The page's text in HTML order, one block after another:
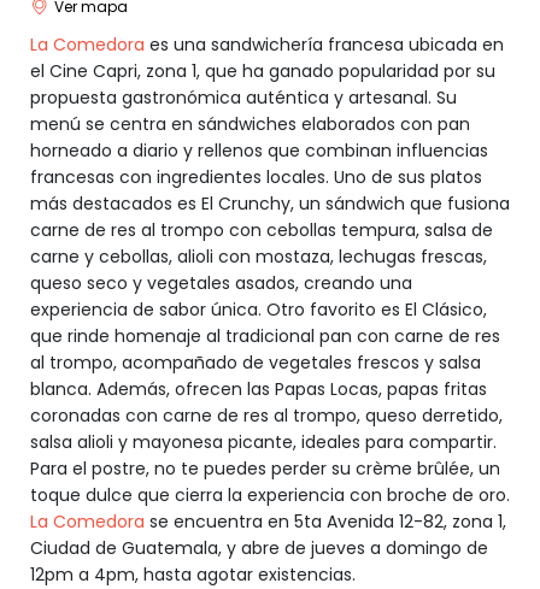
Ver mapa
La Comedora es una sandwichería francesa ubicada en
el Cine Capri, zona 1, que ha ganado popularidad por su
propuesta gastronómica auténtica y artesanal. Su
menú se centra en sándwiches elaborados con pan
horneado a diario y rellenos que combinan influencias
francesas con ingredientes locales. Uno de sus platos
más destacados es El Crunchy, un sándwich que fusiona
carne de res al trompo con cebollas tempura, salsa de
carne y cebollas, alioli con mostaza, lechugas frescas,
queso seco y vegetales asados, creando una
experiencia de sabor única. Otro favorito es El Clásico,
que rinde homenaje al tradicional pan con carne de res
al trompo, acompañado de vegetales frescos y salsa
blanca. Además, ofrecen las Papas Locas, papas fritas
coronadas con carne de res al trompo, queso derretido,
salsa alioli y mayonesa picante, ideales para compartir.
Para el postre, no te puedes perder su crème brûlée, un
toque dulce que cierra la experiencia con broche de oro.
La Comedora se encuentra en 5ta Avenida 12-82, zona 1,
Ciudad de Guatemala, y abre de jueves a domingo de
12pm a 4pm, hasta agotar existencias.